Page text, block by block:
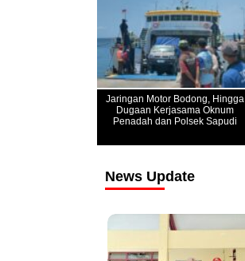
Jaringan Motor Bodong, Hingga
Dugaan Kerjasama Oknum
Penadah dan Polsek Sapudi
News Update